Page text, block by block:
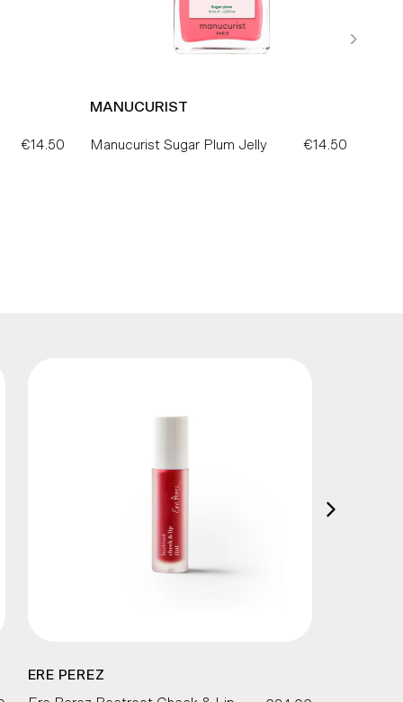
Preço
€14.50
MANUCURIST
Manucurist Sugar Plum Jelly
Preço
€14.50
ERE PEREZ